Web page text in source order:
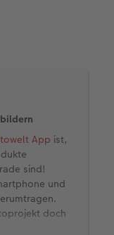
App ist,
sind!
und
doch